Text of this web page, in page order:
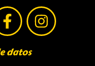
datos